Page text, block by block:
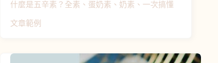
什麼是五辛素？全素、蛋奶素、奶素、一次搞懂
文章範例